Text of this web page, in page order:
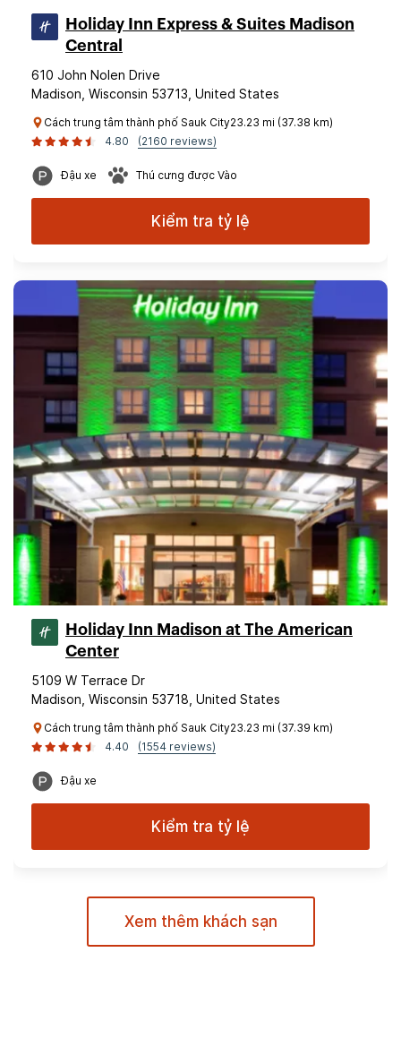
Holiday Inn Express & Suites Madison
Central
610 John Nolen Drive
Madison, Wisconsin 53713, United States
Cách trung tâm thành phố Sauk City23.23 mi (37.38 km)
4.80
(2160 reviews)
Đậu xe Thú cưng được Vào
Kiểm tra tỷ lệ
Holiday Inn Madison at The American
Center
5109 W Terrace Dr
Madison, Wisconsin 53718, United States
Cách trung tâm thành phố Sauk City23.23 mi (37.39 km)
4.40
(1554 reviews)
Đậu xe
Kiểm tra tỷ lệ
Xem thêm khách sạn